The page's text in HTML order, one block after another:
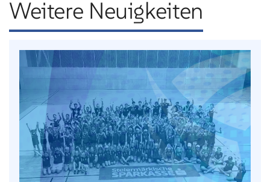
Weitere Neuigkeiten